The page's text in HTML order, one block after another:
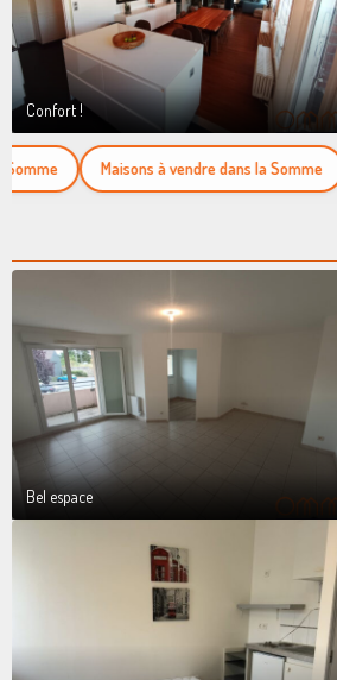
Confort !
Maisons à vendre dans la Somme
Bel espace